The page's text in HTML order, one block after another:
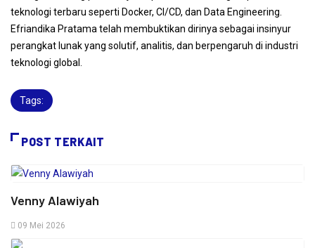
teknologi terbaru seperti Docker, CI/CD, dan Data Engineering.
Efriandika Pratama telah membuktikan dirinya sebagai insinyur
perangkat lunak yang solutif, analitis, dan berpengaruh di industri
teknologi global.
Tags:
POST TERKAIT
Venny Alawiyah
09 Mei 2026